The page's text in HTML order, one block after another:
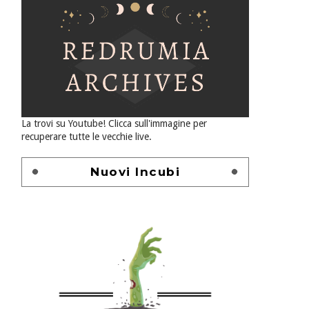
La trovi su Youtube! Clicca sull'immagine per
recuperare tutte le vecchie live.
Nuovi Incubi